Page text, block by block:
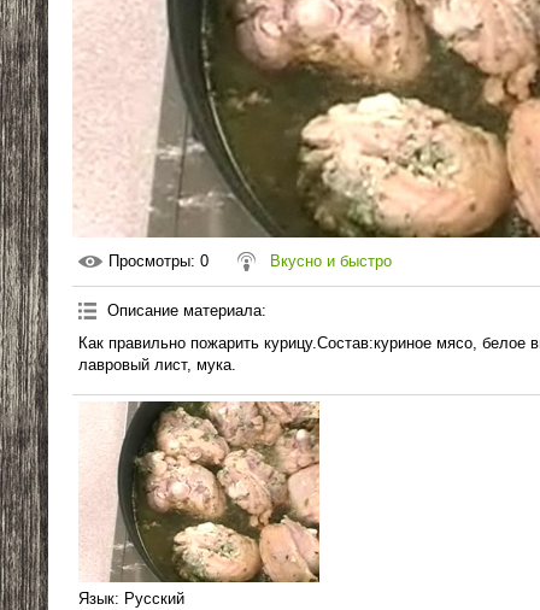
Просмотры: 0 Вкусно и быстро
Описание материала:
Как правильно пожарить курицу.Состав:куриное мясо, белое
лавровый лист, мука.
Язык: Русский